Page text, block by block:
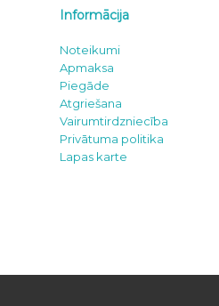
Informācija
Noteikumi
Apmaksa
Piegāde
Atgriešana
Vairumtirdzniecība
Privātuma politika
Lapas karte